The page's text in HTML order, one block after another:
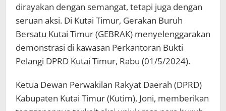
dirayakan dengan semangat, tetapi juga dengan
seruan aksi. Di Kutai Timur, Gerakan Buruh
Bersatu Kutai Timur (GEBRAK) menyelenggarakan
demonstrasi di kawasan Perkantoran Bukti
Pelangi DPRD Kutai Timur, Rabu (01/5/2024).
Ketua Dewan Perwakilan Rakyat Daerah (DPRD)
Kabupaten Kutai Timur (Kutim), Joni, memberikan